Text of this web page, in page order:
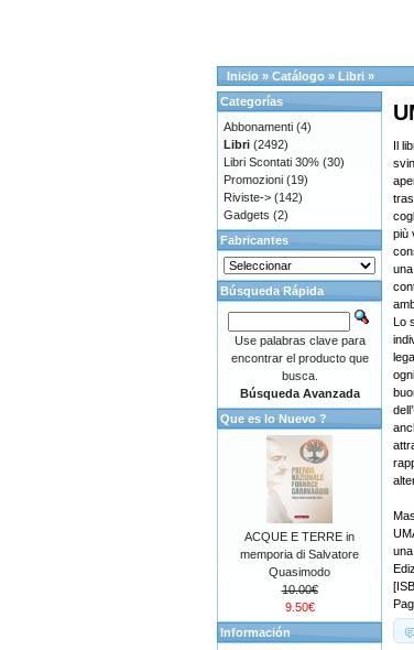
Inicio » Catálogo » Libri »
Il
più
Categorías
Abbonamenti (4)
Libri (2492)
Libri Scontati 30% (30)
Promozioni (19)
Riviste-> (142)
Gadgets (2)
Fabricantes
Búsqueda Rápida
Use palabras clave para
encontrar el producto que
busca.
Búsqueda Avanzada
Que es lo Nuevo ?
ACQUE E TERRE in
memporia di Salvatore
Quasimodo
10.00€
9.50€
Información